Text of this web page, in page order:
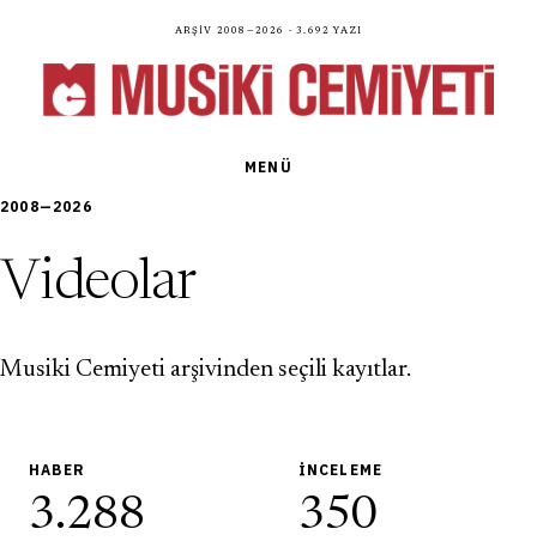
Arşiv 2008—2026 · 3.692 yazı
MENÜ
2008—2026
Videolar
Musiki Cemiyeti arşivinden seçili kayıtlar.
HABER
3.288
İNCELEME
350